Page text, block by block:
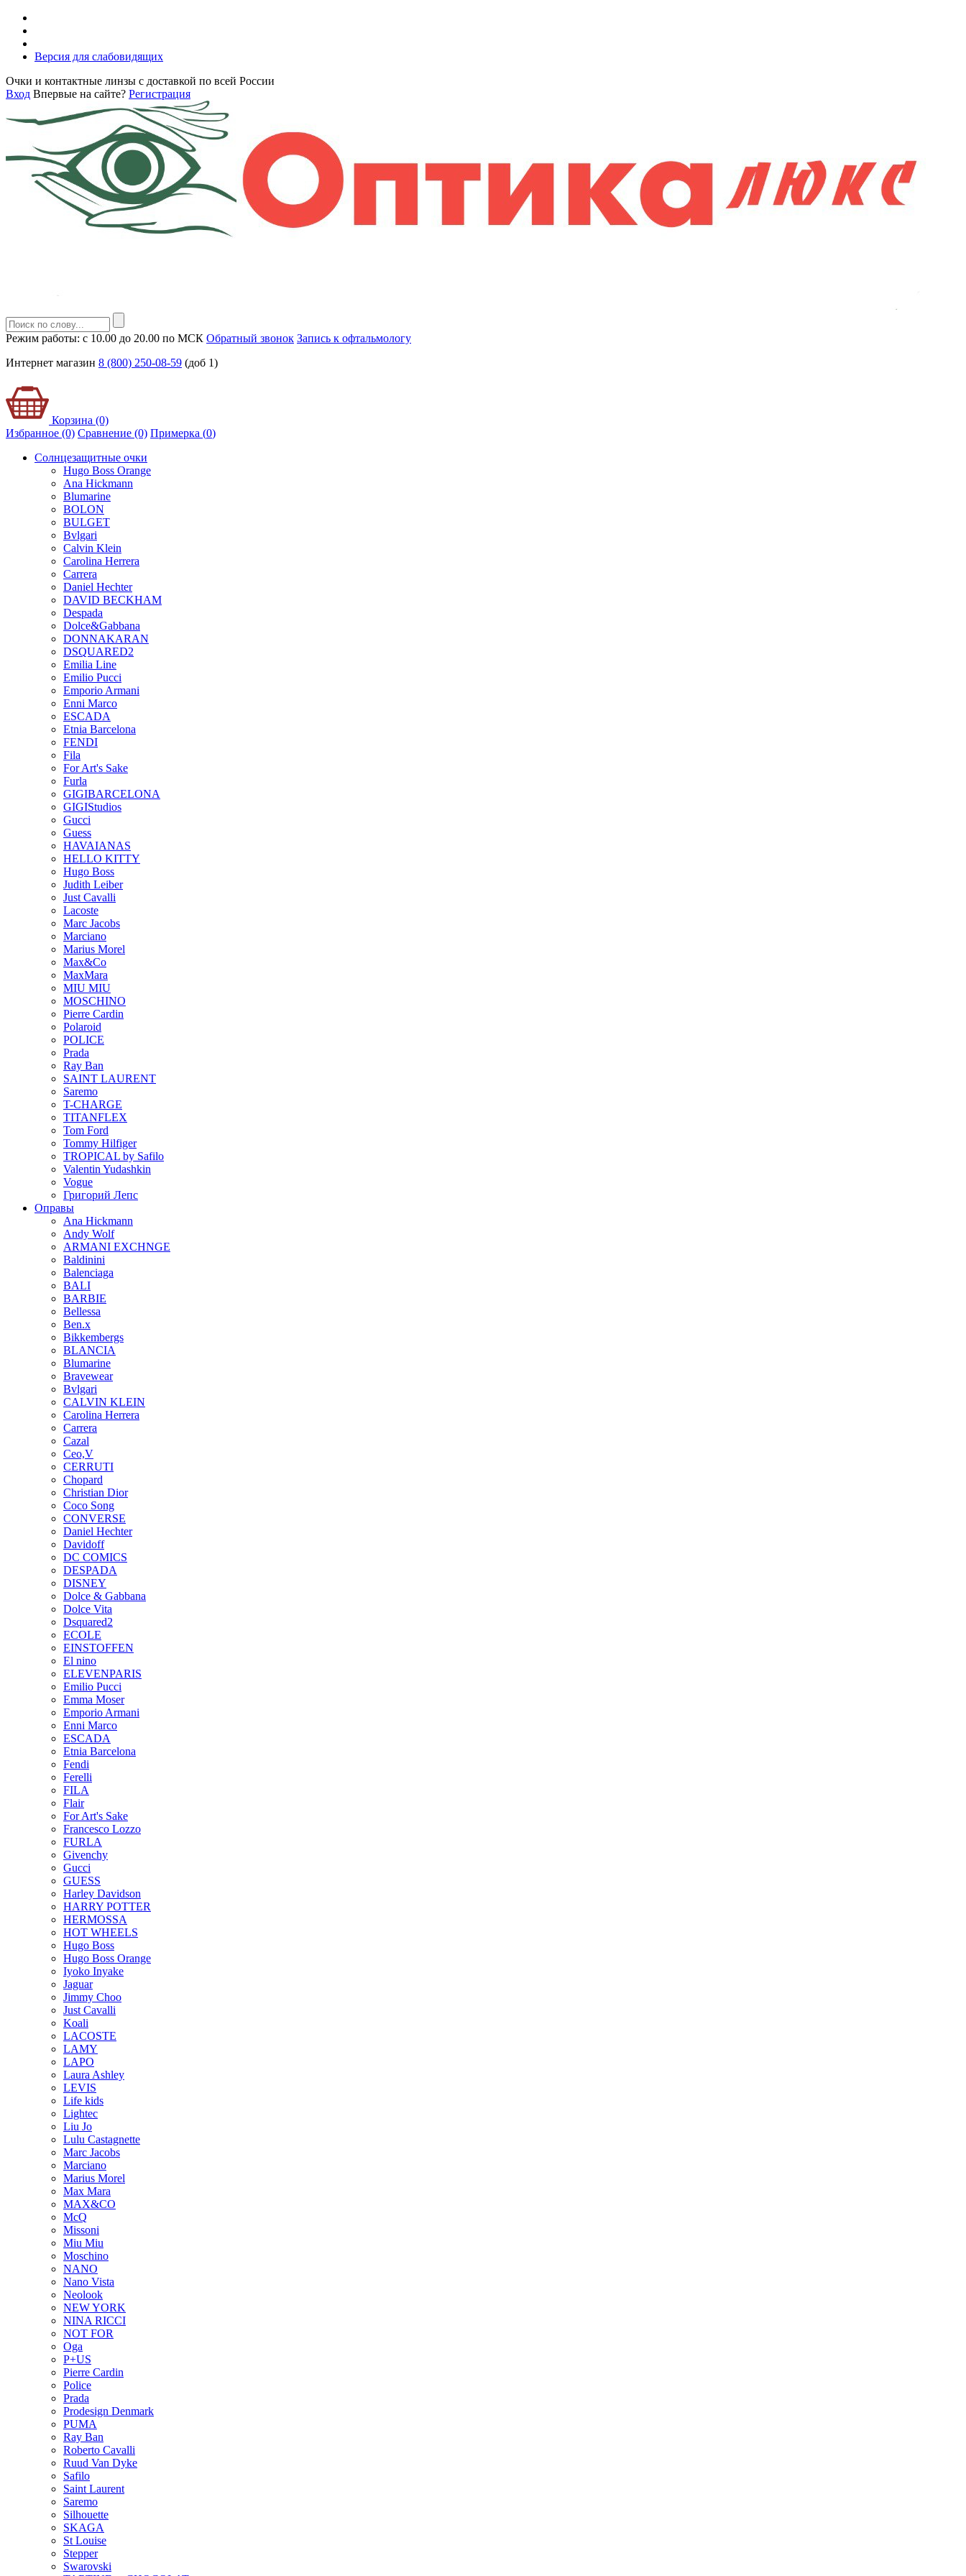
Версия для слабовидящих
Очки и контактные линзы с доставкой по всей России
Вход Впервые на сайте? Регистрация
Режим работы: с 10.00 до 20.00 по МСК Обратный звонок Запись к офтальмологу
Интернет магазин 8 (800) 250-08-59 (доб 1)
Корзина (0)
Избранное (0) Сравнение (0) Примерка (0)
Солнцезащитные очки
Hugo Boss Orange
Ana Hickmann
Blumarine
BOLON
BULGET
Bvlgari
Calvin Klein
Carolina Herrera
Carrera
Daniel Hechter
DAVID BECKHAM
Despada
Dolce&Gabbana
DONNAKARAN
DSQUARED2
Emilia Line
Emilio Pucci
Emporio Armani
Enni Marco
ESCADA
Etnia Barcelona
FENDI
Fila
For Art's Sake
Furla
GIGIBARCELONA
GIGIStudios
Gucci
Guess
HAVAIANAS
HELLO KITTY
Hugo Boss
Judith Leiber
Just Cavalli
Lacoste
Marc Jacobs
Marciano
Marius Morel
Max&Co
MaxMara
MIU MIU
MOSCHINO
Pierre Cardin
Polaroid
POLICE
Prada
Ray Ban
SAINT LAURENT
Saremo
T-CHARGE
TITANFLEX
Tom Ford
Tommy Hilfiger
TROPICAL by Safilo
Valentin Yudashkin
Vogue
Григорий Лепс
Оправы
Ana Hickmann
Andy Wolf
ARMANI EXCHNGE
Baldinini
Balenciaga
BALI
BARBIE
Bellessa
Ben.x
Bikkembergs
BLANCIA
Blumarine
Bravewear
Bvlgari
CALVIN KLEIN
Carolina Herrera
Carrera
Cazal
Ceo,V
CERRUTI
Chopard
Christian Dior
Coco Song
CONVERSE
Daniel Hechter
Davidoff
DC COMICS
DESPADA
DISNEY
Dolce & Gabbana
Dolce Vita
Dsquared2
ECOLE
EINSTOFFEN
El nino
ELEVENPARIS
Emilio Pucci
Emma Moser
Emporio Armani
Enni Marco
ESCADA
Etnia Barcelona
Fendi
Ferelli
FILA
Flair
For Art's Sake
Francesco Lozzo
FURLA
Givenchy
Gucci
GUESS
Harley Davidson
HARRY POTTER
HERMOSSA
HOT WHEELS
Hugo Boss
Hugo Boss Orange
Iyoko Inyake
Jaguar
Jimmy Choo
Just Cavalli
Koali
LACOSTE
LAMY
LAPO
Laura Ashley
LEVIS
Life kids
Lightec
Liu Jo
Lulu Castagnette
Marc Jacobs
Marciano
Marius Morel
Max Mara
MAX&CO
McQ
Missoni
Miu Miu
Moschino
NANO
Nano Vista
Neolook
NEW YORK
NINA RICCI
NOT FOR
Oga
P+US
Pierre Cardin
Police
Prada
Prodesign Denmark
PUMA
Ray Ban
Roberto Cavalli
Ruud Van Dyke
Safilo
Saint Laurent
Saremo
Silhouette
SKAGA
St Louise
Stepper
Swarovski